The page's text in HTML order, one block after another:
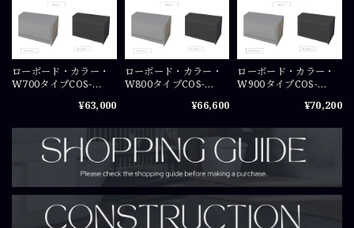
ローボード・カラー・
W700タイプCOS-
¥63,000
ローボード・カラー・
W800タイプCOS-
¥66,600
ローボード・カラー・
W900タイプCOS-
¥70,200